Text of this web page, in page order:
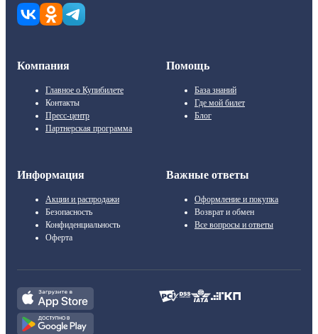
Компания
Главное о Купибилете
Контакты
Пресс-центр
Партнерская программа
Помощь
База знаний
Где мой билет
Блог
Информация
Акции и распродажи
Безопасность
Конфиденциальность
Оферта
Важные ответы
Оформление и покупка
Возврат и обмен
Все вопросы и ответы